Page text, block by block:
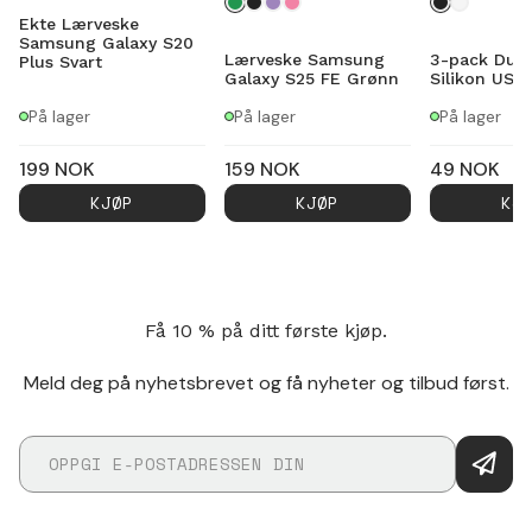
Ekte Lærveske
Samsung Galaxy S20
Plus Svart
På lager
199 NOK
KJØP
Lærveske Samsung
Galaxy S25 FE Grønn
På lager
159 NOK
KJØP
3-pack
Silikon
På lager
49 NOK
Få 10 % på ditt første kjøp.
Meld deg på nyhetsbrevet og få nyheter og tilbud først.